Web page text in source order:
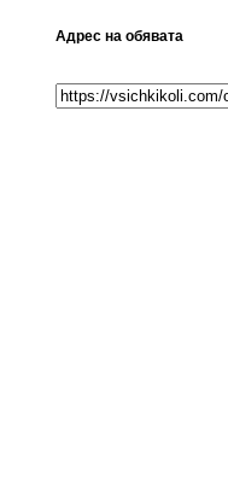
Адрес на обявата